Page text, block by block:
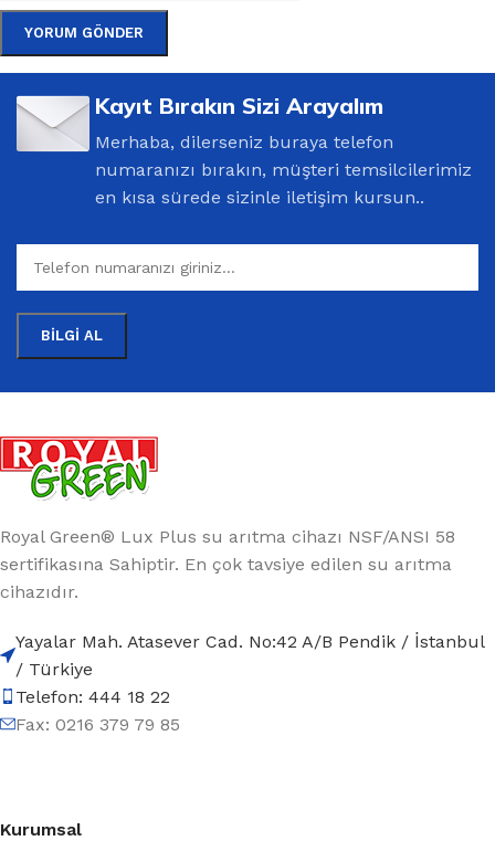
Kayıt Bırakın Sizi Arayalım
Merhaba, dilerseniz buraya telefon
numaranızı bırakın, müşteri temsilcilerimiz
en kısa sürede sizinle iletişim kursun..
Royal Green® Lux Plus su arıtma cihazı NSF/ANSI 58
sertifikasına Sahiptir. En çok tavsiye edilen su arıtma
cihazıdır.
Yayalar Mah. Atasever Cad. No:42 A/B Pendik / İstanbul
/ Türkiye
Telefon: 444 18 22
Fax: 0216 379 79 85
Kurumsal